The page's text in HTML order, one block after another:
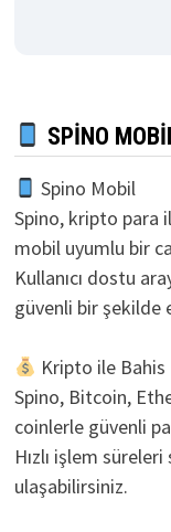
SPINO
Spino Mobil
Spino, kripto para
mobil uyumlu bir
Kullanıcı dostu
güvenli bir şekilde
Kripto ile Bahis
Spino, Bitcoin,
coinlerle güvenli
Hızlı işlem
ulaşabilirsiniz.